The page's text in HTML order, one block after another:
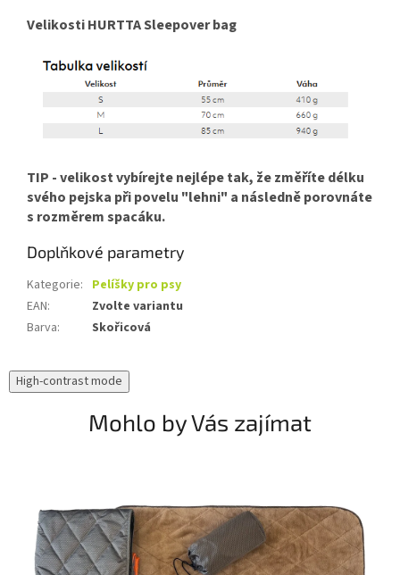
Velikosti HURTTA Sleepover bag
TIP - velikost vybírejte nejlépe tak, že změříte délku
svého pejska při povelu "lehni" a následně porovnáte
s rozměrem spacáku.
Doplňkové parametry
Kategorie: Pelíšky pro psy
EAN:
Zvolte variantu
Barva: Skořicová
High-contrast mode
Mohlo by Vás zajímat